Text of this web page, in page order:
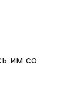
им со